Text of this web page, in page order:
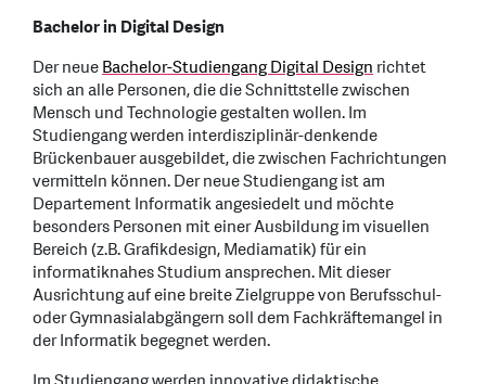
Bachelor in Digital Design
Der neueBachelor-Studiengang Digital Design richtet
sich an alle Personen, die die Schnittstelle zwischen
Mensch und Technologie gestalten wollen. Im
Studiengang werden interdisziplinär-denkende
Brückenbauer ausgebildet, die zwischen Fachrichtungen
vermitteln können. Der neue Studiengang ist am
Departement Informatik angesiedelt und möchte
besonders Personen mit einer Ausbildung im visuellen
Bereich (z.B. Grafikdesign, Mediamatik) für ein
informatiknahes Studium ansprechen. Mit dieser
Ausrichtung auf eine breite Zielgruppe von Berufsschul-
oder Gymnasialabgängern soll dem Fachkräftemangel in
der Informatik begegnet werden.